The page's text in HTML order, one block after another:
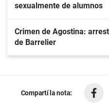
sexualmente de alumnos
Crimen de Agostina:
de Barrelier
Compartí la nota: